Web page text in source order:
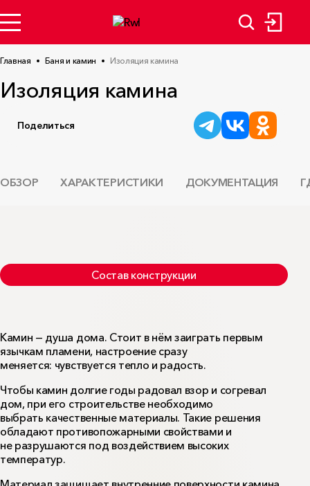
Главная Баня и камин Изоляция камина
Изоляция камина
Поделиться
ОБЗОР ХАРАКТЕРИСТИКИ ДОКУМЕНТАЦИЯ
Состав конструкции
пространству, согревает дом в холода, великолепно
подчёркивает стиль помещения и отличный вкус
владельца. Выбирайте решения ООО «РОКВУЛ» для
1
Плиты из каменной ваты (располагаются на
расстоянии не менее 40 мм до корпуса топки)
КАМИН БАТТС
2
Алюминиевая клейкая лента
3 Охлаждающее отверстие камеры.
5 Металлический каркас. 6 Корпус топки.
Камин — душа дома. Стоит в нём заиграть первым
язычкам пламени, настроение сразу
меняется: чувствуется тепло и радость.
Чтобы камин долгие годы радовал взор и согревал
дом, при его строительстве необходимо
выбрать качественные материалы. Такие решения
обладают противопожарными свойствами и
не разрушаются под воздействием высоких
температур.